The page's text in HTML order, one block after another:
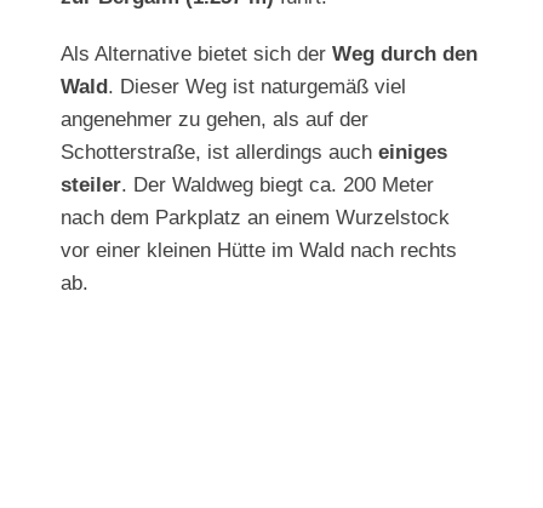
Als Alternative bietet sich der Weg durch den
Wald. Dieser Weg ist naturgemäß viel
angenehmer zu gehen, als auf der
Schotterstraße, ist allerdings auch einiges
steiler. Der Waldweg biegt ca. 200 Meter
nach dem Parkplatz an einem Wurzelstock
vor einer kleinen Hütte im Wald nach rechts
ab.